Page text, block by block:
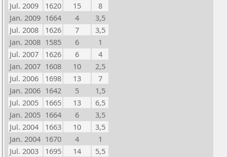
Jul. 2009
1620 15
8
Jan. 2009 1664 4
3,5
Jul. 2008
1626 7
3,5
Jan. 2008 1585 6
1
Jul. 2007
1626 6
4
Jan. 2007 1608 10
2,5
Jul. 2006
1698 13
7
Jan. 2006 1642 5
1,5
Jul. 2005
1665 13
6,5
Jan. 2005 1664 6
3,5
Jul. 2004
1663 10
3,5
Jan. 2004 1670 4
1
Jul. 2003
1695 14
5,5